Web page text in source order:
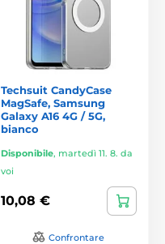
Techsuit CandyCase
MagSafe, Samsung
Galaxy A16 4G / 5G,
bianco
Disponibile, martedì 11. 8. da
voi
10,08 €
Confrontare